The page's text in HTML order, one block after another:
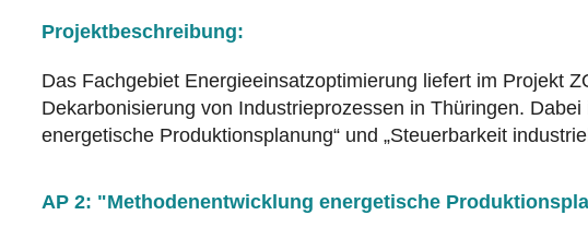
Projektbeschreibung:
Das Fachgebiet Energieeinsatzoptimierung liefert im Projekt
Dekarbonisierung von Industrieprozessen in Thüringen.
energetische Produktionsplanung“ und „Steuerbarkeit
AP 2: "Methodenentwicklung energetische